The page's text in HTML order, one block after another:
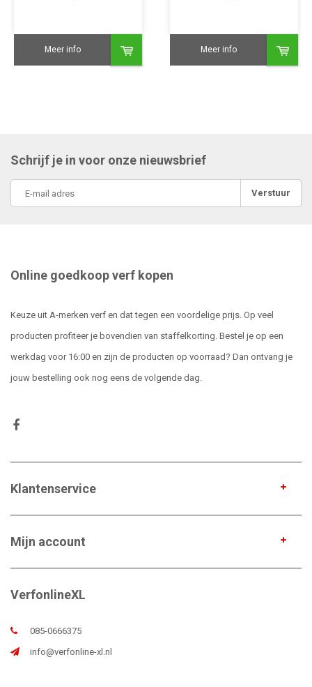
Meer info Meer info
Schrijf je in voor onze nieuwsbrief
Verstuur
Online goedkoop verf kopen
Keuze uit A-merken verf en dat tegen een voordelige prijs. Op veel
producten profiteer je bovendien van staffelkorting. Bestel je op een
werkdag voor 16:00 en zijn de producten op voorraad? Dan ontvang je
jouw bestelling ook nog eens de volgende dag.
Klantenservice
Mijn account
VerfonlineXL
085-0666375
info@verfonline-xl.nl